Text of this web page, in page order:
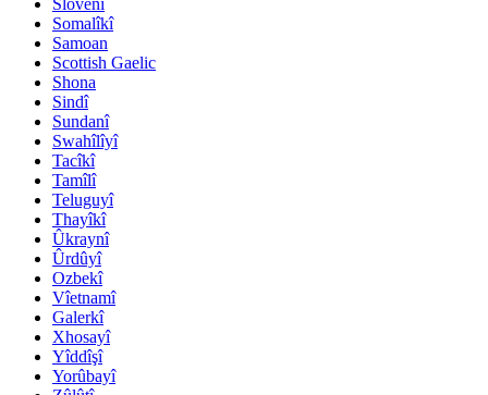
Somalîkî
Samoan
Scottish Gaelic
Shona
Sindî
Sundanî
Swahîlîyî
Tacîkî
Tamîlî
Teluguyî
Thayîkî
Ûkraynî
Ûrdûyî
Ozbekî
Vîetnamî
Galerkî
Xhosayî
Yîddîşî
Yorûbayî